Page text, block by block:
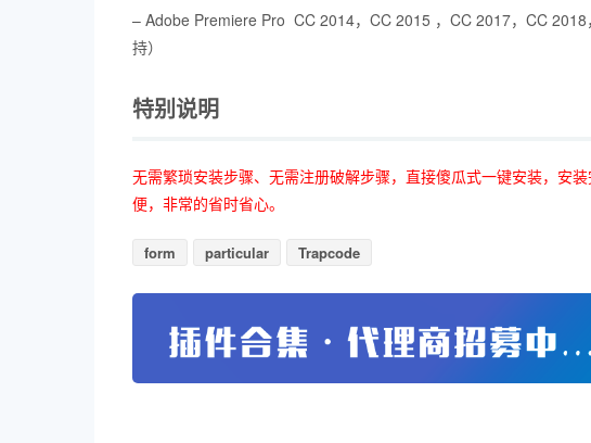
– Adobe Premiere Pro CC 2014，CC 2015 ，CC 2017，CC
持）
特别说明
无需繁琐安装步骤、无需注册破解步骤，直接傻瓜式一键安装，安
便，非常的省时省心。
form particular Trapcode